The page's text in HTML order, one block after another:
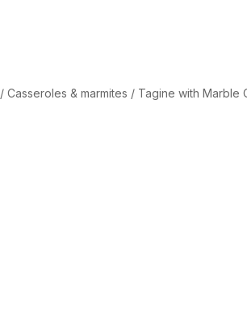
/Casseroles & marmites / Tagine with Marble